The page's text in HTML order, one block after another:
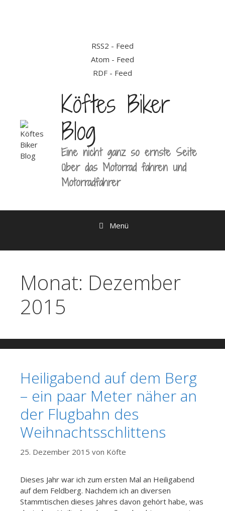
RSS2 - Feed
Atom - Feed
RDF - Feed
Köftes Biker
Blog
Eine nicht ganz so ernste Seite
über das Motorrad fahren und
Motorradfahrer
Menü
Monat: Dezember
2015
Heiligabend auf dem Berg
– ein paar Meter näher an
der Flugbahn des
Weihnachtsschlittens
25. Dezember 2015 von Köfte
Dieses Jahr war ich zum ersten Mal an Heiligabend
auf dem Feldberg. Nachdem ich an diversen
Stammtischen dieses Jahres davon gehört habe, was